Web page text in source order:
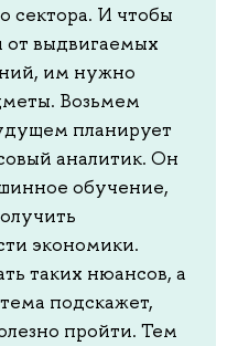
сектора. И чтобы
от выдвигаемых
им нужно
Возьмем
планирует
аналитик. Он
обучение,
экономики.
таких нюансов, а
подскажет,
пройти. Тем